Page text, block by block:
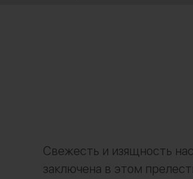
Свежесть и изящность
заключена в этом